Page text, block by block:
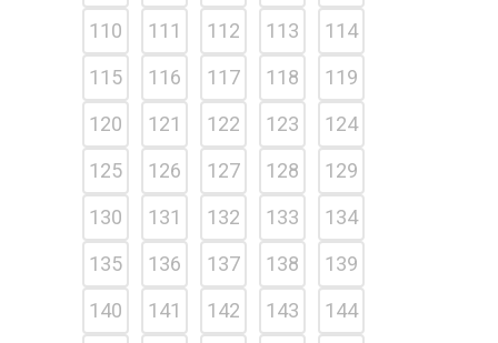
110
111 112 113
114
115
116 117 118
119
120
121 122 123
124
125
126 127 128
129
130
131 132 133
134
135
136 137 138
139
140
141 142 143
144